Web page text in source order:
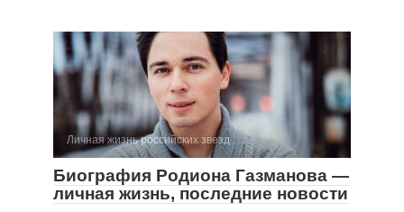
Личная жизнь российских звезд
Биография Родиона Газманова —
личная жизнь, последние новости